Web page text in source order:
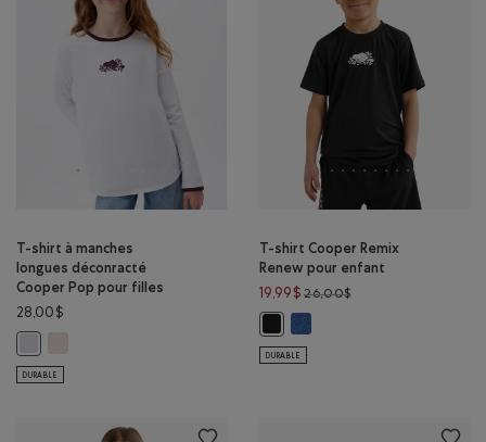
T-shirt à manches
longues déconracté
Cooper Pop pour filles
28,00$
T-shirt à manches longues déconracté Cooper Pop pour filles:
DURABLE
T-shirt Cooper Remix
Renew pour enfant
19,99$ 26,00$Prix réduit de 26,00$
DURABLE